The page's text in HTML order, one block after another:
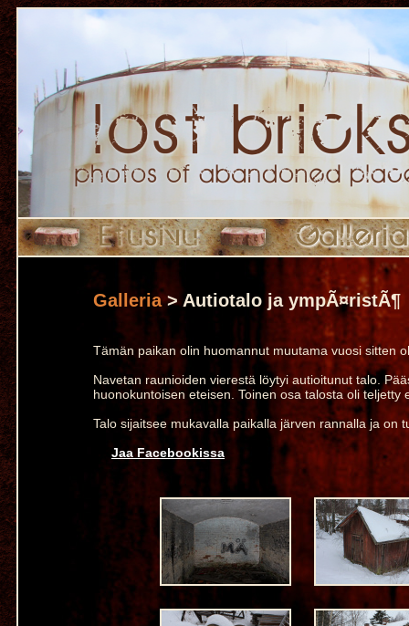
Galleria> Autiotalo ja ympÃ¤ristÃ¶
Tämän paikan olin huomannut muutama vuosi sitten
Navetan raunioiden vierestä löytyi autioitunut talo.
huonokuntoisen eteisen. Toinen osa talosta oli
Talo sijaitsee mukavalla paikalla järven rannalla ja on
Jaa Facebookissa